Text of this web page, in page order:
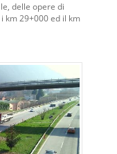
delle opere di
km 29+000 ed il km